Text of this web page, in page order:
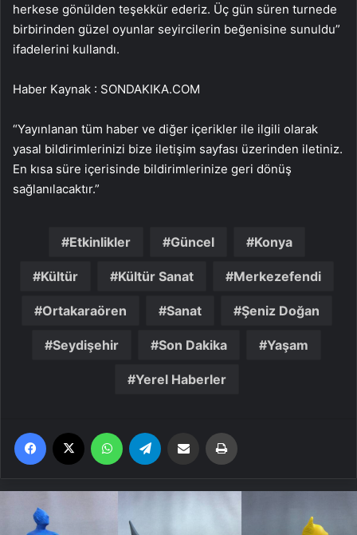
herkese gönülden teşekkür ederiz. Üç gün süren turnede
birbirinden güzel oyunlar seyircilerin beğenisine sunuldu”
ifadelerini kullandı.
Haber Kaynak : SONDAKIKA.COM
“Yayınlanan tüm haber ve diğer içerikler ile ilgili olarak
yasal bildirimlerinizi bize iletişim sayfası üzerinden iletiniz.
En kısa süre içerisinde bildirimlerinize geri dönüş
sağlanılacaktır.”
Etkinlikler Güncel Konya
Kültür Kültür Sanat Merkezefendi
Ortakaraören Sanat Şeniz Doğan
Seydişehir Son Dakika Yaşam
Yerel Haberler
Facebook WhatsApp Email'den paylaş